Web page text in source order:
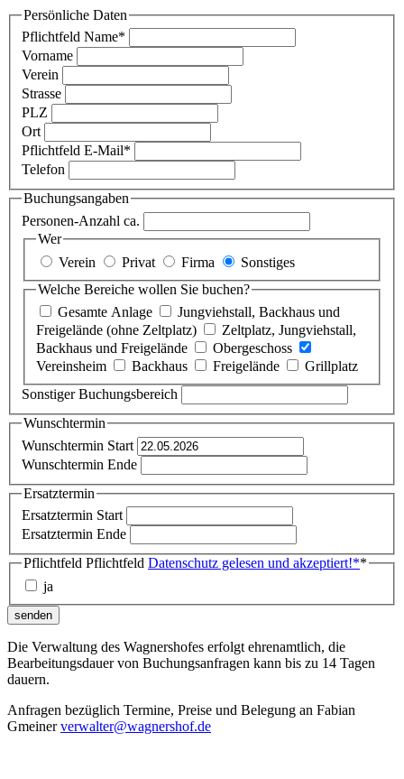
Persönliche Daten
Pflichtfeld Name*
Vorname
Verein
Strasse
PLZ
Ort
Pflichtfeld E-Mail*
Telefon
Buchungsangaben
Personen-Anzahl ca.
Wer
Verein
Privat Firma
Sonstiges
Welche Bereiche wollen Sie buchen?
Gesamte Anlage
Jungviehstall, Backhaus und
Freigelände (ohne Zeltplatz)
Zeltplatz, Jungviehstall,
Backhaus und Freigelände
Obergeschoss
Vereinsheim
Backhaus Freigelände
Grillplatz
Sonstiger Buchungsbereich
Wunschtermin
Wunschtermin Start
Wunschtermin Ende
Ersatztermin
Ersatztermin Start
Ersatztermin Ende
Pflichtfeld Pflichtfeld Datenschutz gelesen und akzeptiert!**
ja
senden
Die Verwaltung des Wagnershofes erfolgt ehrenamtlich, die
Bearbeitungsdauer von Buchungsanfragen kann bis zu 14 Tagen
dauern.
Anfragen bezüglich Termine, Preise und Belegung an Fabian
Gmeinerverwalter@wagnershof.de